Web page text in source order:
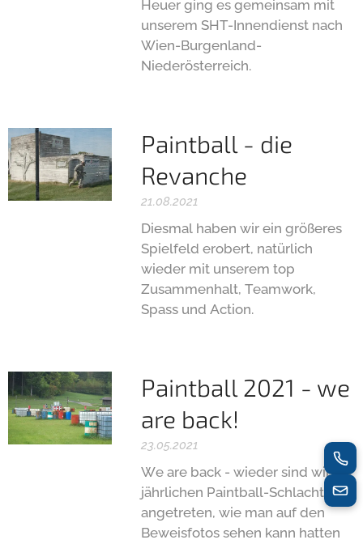
Heuer ging es gemeinsam mit
unserem SHT-Innendienst nach
Wien-Burgenland-
Niederösterreich.
Paintball - die
Revanche
21.08.2021
Diesmal haben wir ein größeres
Spielfeld erobert, natürlich
wieder mit unserem top
Zusammenhalt, Teamwork,
Spass und Action.
Paintball 2021 - we
are back!
23.05.2021
We are back - wieder sind wir zur
jährlichen Paintball-Schlacht
angetreten, wie man auf den
Beweisfotos sehen kann hatten